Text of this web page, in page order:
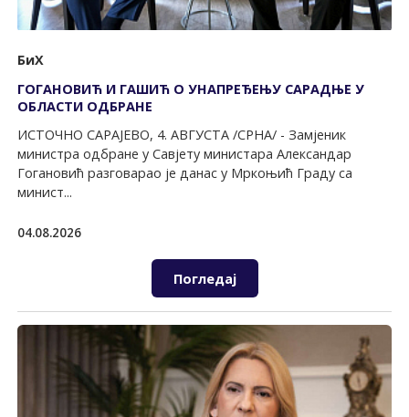
БиХ
ГОГАНОВИЋ И ГАШИЋ О УНАПРЕЂЕЊУ САРАДЊЕ У
ОБЛАСТИ ОДБРАНЕ
ИСТОЧНО САРАЈЕВО, 4. АВГУСТА /СРНА/ - Замјеник
министра одбране у Савјету министара Александар
Гогановић разговарао је данас у Мркоњић Граду са
минист...
04.08.2026
Погледај